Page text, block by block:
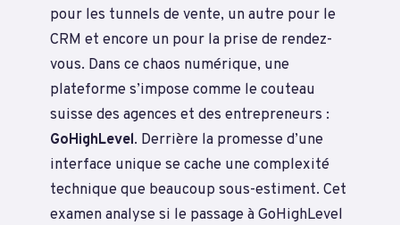
pour les tunnels de vente, un autre pour le
CRM et encore un pour la prise de rendez-
vous. Dans ce chaos numérique, une
plateforme s’impose comme le couteau
suisse des agences et des entrepreneurs :
GoHighLevel. Derrière la promesse d’une
interface unique se cache une complexité
technique que beaucoup sous-estiment. Cet
examen analyse si le passage à GoHighLevel